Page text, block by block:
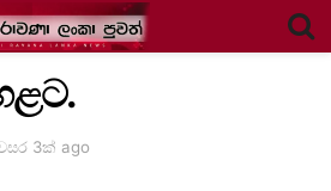
3ක් ago